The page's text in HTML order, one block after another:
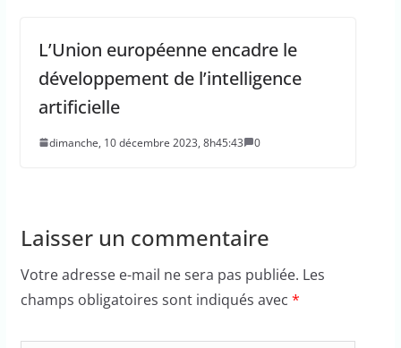
L’Union européenne encadre le
développement de l’intelligence
artificielle
dimanche, 10 décembre 2023, 8h45:43 0
Laisser un commentaire
Votre adresse e-mail ne sera pas publiée. Les
champs obligatoires sont indiqués avec *